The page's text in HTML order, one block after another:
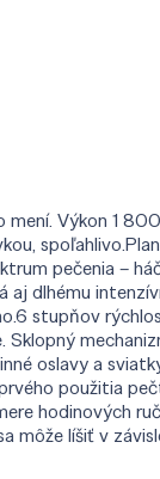
Výkon 1
pečenia –
dlhému
stupňov
oslavy a
použitia
hodinových
môže líšiť v